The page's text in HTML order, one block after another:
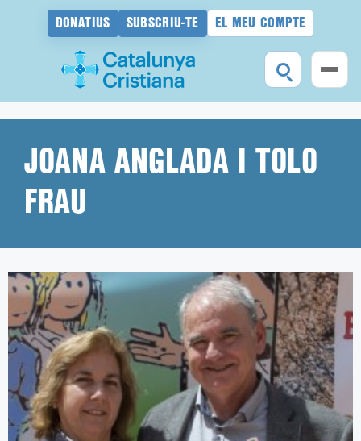
DONATIUS SUBSCRIU-TE EL MEU COMPTE
contingutJOANA ANGLADA I TOLO
FRAU